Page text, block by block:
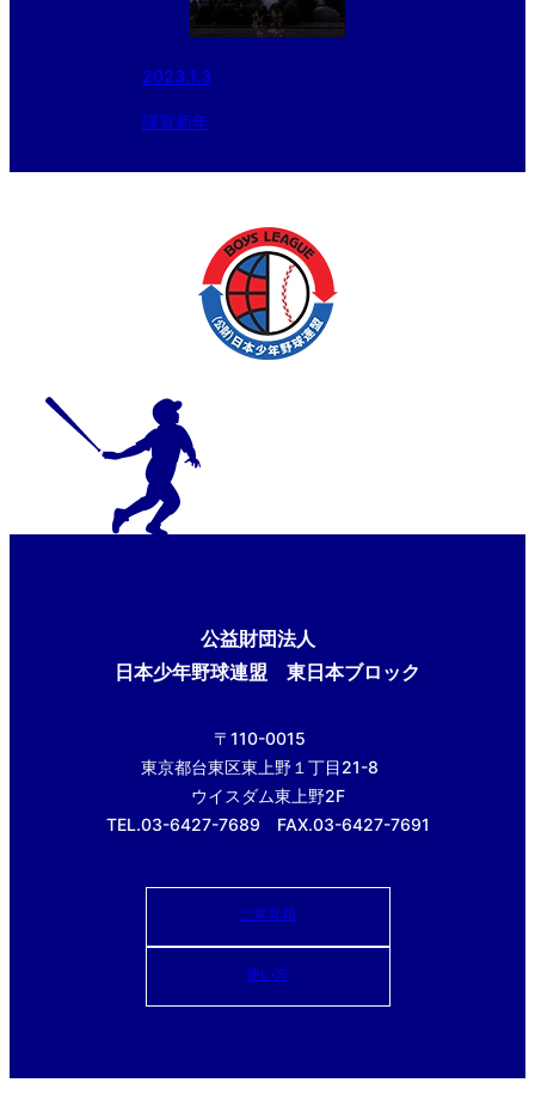
2023.1.3
謹賀新年
公益財団法人
日本少年野球連盟 東日本ブロック
〒110-0015
東京都台東区東上野１丁目21-8
ウイスダム東上野2F
TEL.03-6427-7689 FAX.03-6427-7691
ご意見箱
使い方